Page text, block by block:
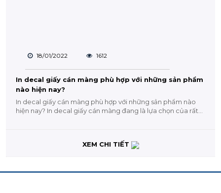
18/01/2022 1612
In decal giấy cán màng phù hợp với những sản phẩm
nào hiện nay?
In decal giấy cán màng phù hợp với những sản phẩm nào
hiện nay? In decal giấy cán màng đang là lựa chọn của rất...
XEM CHI TIẾT